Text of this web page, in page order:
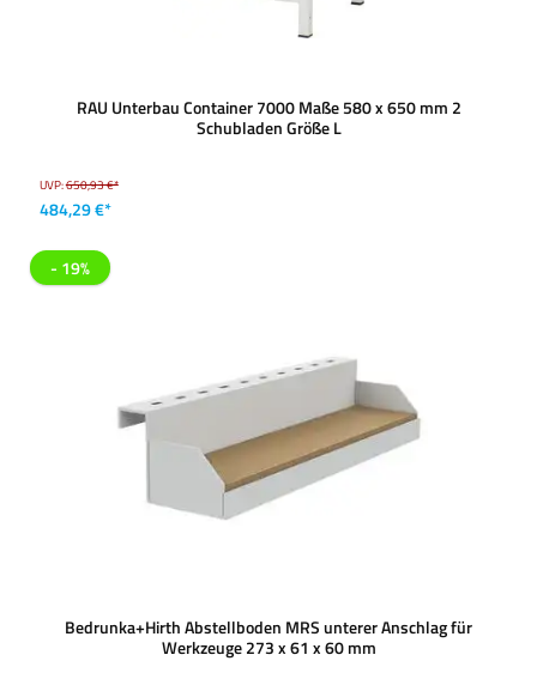
RAU Unterbau Container 7000 Maße 580 x 650 mm 2
Schubladen Größe L
UVP:650,93 €*
484,29 €*
- 19%
Bedrunka+Hirth Abstellboden MRS unterer Anschlag für
Werkzeuge 273 x 61 x 60 mm